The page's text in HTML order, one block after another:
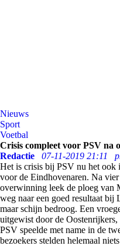
Nieuws
Sport
Voetbal
Crisis compleet voor PSV na
Redactie
07-11-2019 21:11
Het is crisis bij PSV nu het ook
voor de Eindhovenaren. Na
overwinning leek de ploeg van
weg naar een goed resultaat
maar schijn bedroog. Een
uitgewist door de
PSV speelde met name in de
bezoekers stelden helemaal